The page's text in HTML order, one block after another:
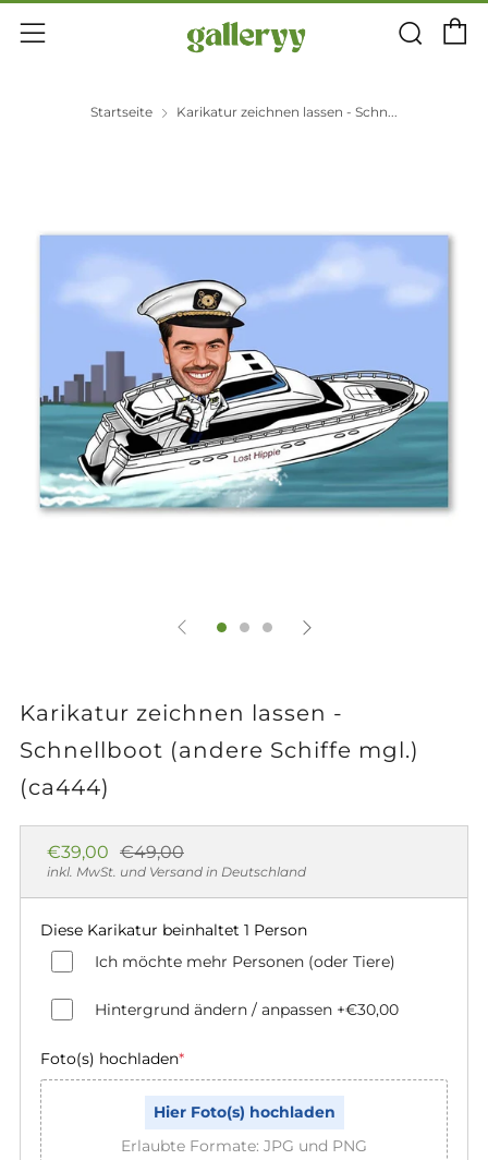
Menü
Startseite Karikatur zeichnen lassen - Schn...
Karikatur zeichnen lassen -
Schnellboot (andere Schiffe mgl.)
(ca444)
Normaler
Preis
€39,00 Sonderpreis
€49,00
inkl. MwSt. und Versand in Deutschland
Diese Karikatur beinhaltet 1 Person
Ich möchte mehr Personen (oder Tiere)
Hintergrund ändern / anpassen +€30,00
Foto(s) hochladen*
Hier Foto(s) hochladen
Erlaubte Formate: JPG und PNG